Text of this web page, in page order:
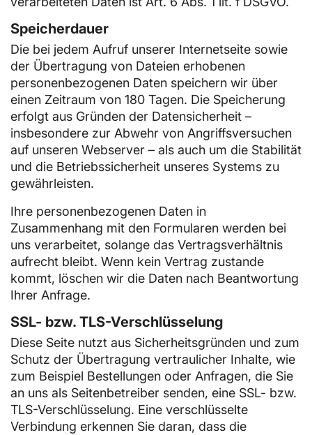
Speicherdauer
Die bei jedem Aufruf unserer Internetseite sowie
der Übertragung von Dateien erhobenen
personenbezogenen Daten speichern wir über
einen Zeitraum von 180 Tagen. Die Speicherung
erfolgt aus Gründen der Datensicherheit –
insbesondere zur Abwehr von Angriffsversuchen
auf unseren Webserver – als auch um die Stabilität
und die Betriebssicherheit unseres Systems zu
gewährleisten.
Ihre personenbezogenen Daten in
Zusammenhang mit den Formularen werden bei
uns verarbeitet, solange das Vertragsverhältnis
aufrecht bleibt. Wenn kein Vertrag zustande
kommt, löschen wir die Daten nach Beantwortung
Ihrer Anfrage.
SSL- bzw. TLS-Verschlüsselung
Diese Seite nutzt aus Sicherheitsgründen und zum
Schutz der Übertragung vertraulicher Inhalte, wie
zum Beispiel Bestellungen oder Anfragen, die Sie
an uns als Seitenbetreiber senden, eine SSL- bzw.
TLS-Verschlüsselung. Eine verschlüsselte
Verbindung erkennen Sie daran, dass die